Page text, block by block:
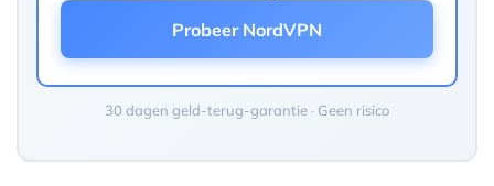
Probeer NordVPN
30 dagen geld-terug-garantie · Geen risico